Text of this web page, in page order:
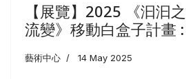
【展覽】2025 《汩汩
流變》移動白盒子計畫
藝術中心 14 May 2025